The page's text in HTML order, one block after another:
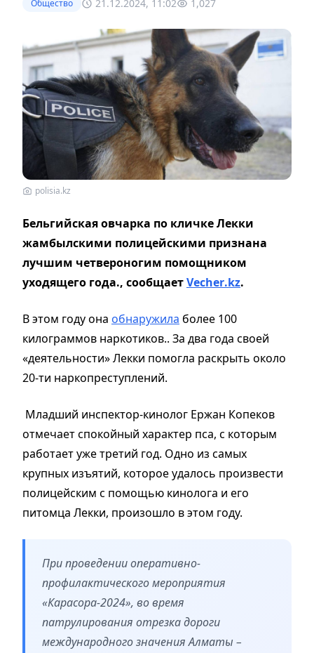
Общество 21.12.2024, 11:02 1,027
polisia.kz
Бельгийская овчарка по кличке Лекки
жамбылскими полицейскими признана
лучшим четвероногим помощником
уходящего года., сообщаетVecher.kz.
В этом году она обнаружила более 100
килограммов наркотиков.. За два года своей
«деятельности» Лекки помогла раскрыть около
20-ти наркопреступлений.
Младший инспектор-кинолог Ержан Копеков
отмечает спокойный характер пса, с которым
работает уже третий год. Одно из самых
крупных изъятий, которое удалось произвести
полицейским с помощью кинолога и его
питомца Лекки, произошло в этом году.
При проведении оперативно-
профилактического мероприятия
«Карасора-2024», во время
патрулирования отрезка дороги
международного значения Алматы –